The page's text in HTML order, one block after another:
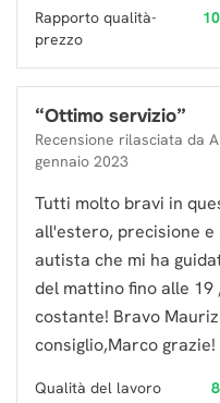
Rapporto qualità-
prezzo
10
“Ottimo servizio”
Recensione rilasciata da
gennaio 2023
Tutti molto bravi in
all'estero, precisione
autista che mi ha
del mattino fino alle 19
costante! Bravo
consiglio,Marco grazie!
Qualità del lavoro
8